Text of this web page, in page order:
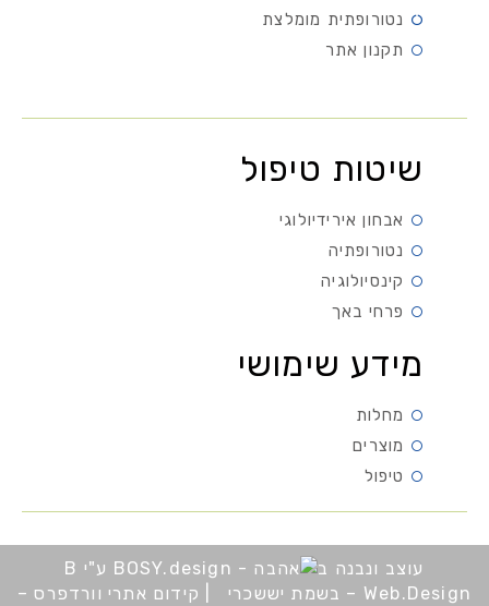
נטורופתית מומלצת
תקנון אתר
שיטות טיפול
אבחון אירידיולוגי
נטורופתיה
קינסיולוגיה
פרחי באך
מידע שימושי
מחלות
מוצרים
טיפול
עוצב ונבנה ב
ע"י B
Web.Design – בשמת יששכרי
קידום אתרי וורדפרס –